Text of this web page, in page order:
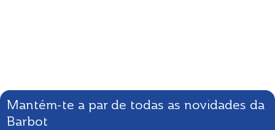
Mantém-te a par de todas as novidades da
Barbot